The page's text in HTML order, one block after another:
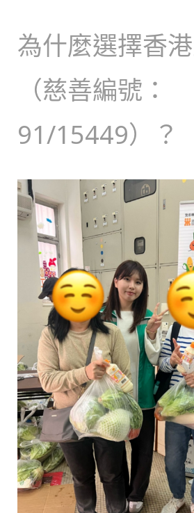
為什麼選擇香
（慈善編號：
91/15449）？